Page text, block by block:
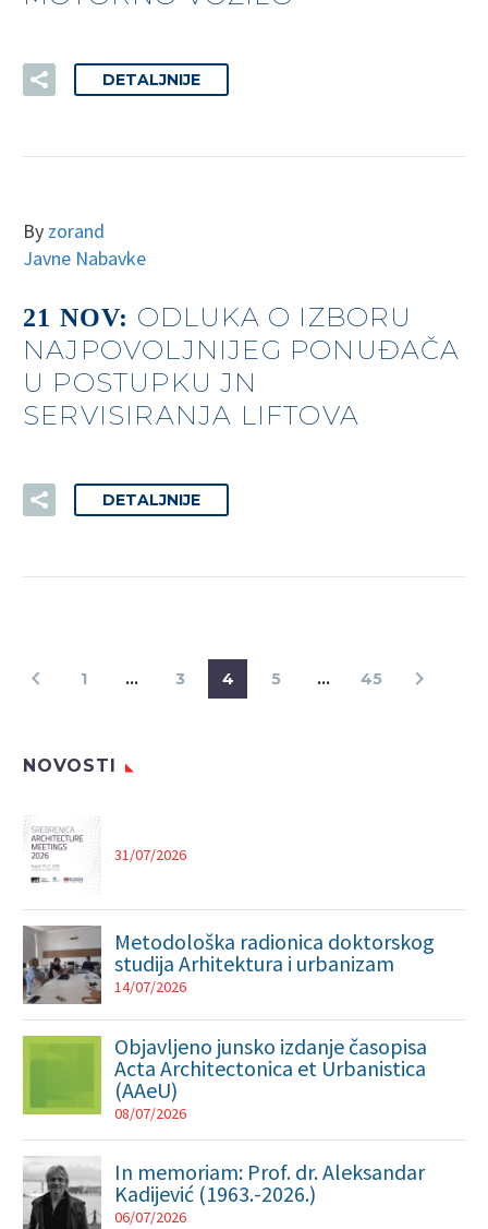
DETALJNIJE
By zorand
Javne Nabavke
21 NOV: ODLUKA O IZBORU
NAJPOVOLJNIJEG PONUĐAČA
U POSTUPKU JN
SERVISIRANJA LIFTOVA
DETALJNIJE
1 … 3 4 5 … 45
NOVOSTI
31/07/2026
Metodološka radionica doktorskog
studija Arhitektura i urbanizam
14/07/2026
Objavljeno junsko izdanje časopisa
Acta Architectonica et Urbanistica
(AAeU)
08/07/2026
In memoriam: Prof. dr. Aleksandar
Kadijević (1963.-2026.)
06/07/2026